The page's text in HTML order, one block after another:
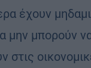
έχουν
μην μπορούν
στις